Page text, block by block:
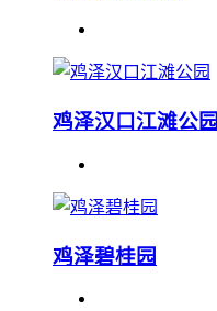
鸡泽汉口江滩公园
鸡泽碧桂园